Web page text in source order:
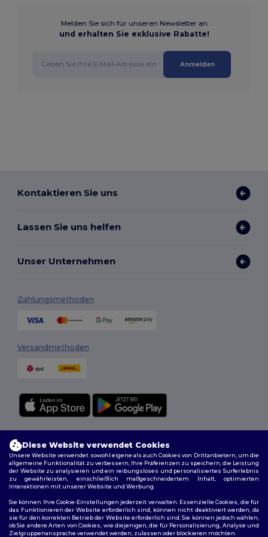
Melden Sie sich für unseren Newsletter an
und erhalten Sie exklusive Rabatte!
Anmelden
Kontaktieren Sie uns
Lassen Sie uns helfen
Unser Unternehmen
Zahlungsmethoden
Versandmethoden
2026. Alle Rechte vorbehalten
Datenschutzbestimmungen|Cookie-Richtlinie|Site Map
Diese Website verwendet Cookies
Unsere Website verwendet sowohl eigene als auch Cookies von Drittanbietern, um die
allgemeine Funktionalität zu verbessern, Ihre Präferenzen zu speichern, die Leistung
der Website zu analysieren und ein reibungsloses und personalisiertes Surferlebnis
zu gewährleisten, einschließlich maßgeschneidertem Inhalt, optimierten
Interaktionen mit unserer Website und Werbung.
Sie können Ihre Cookie-Einstellungen jederzeit verwalten. Essenzielle Cookies, die für
das Funktionieren der Website erforderlich sind, können nicht deaktiviert werden, da
sie für den korrekten Betrieb der Website erforderlich sind. Sie können jedoch wählen,
ob Sie andere Arten von Cookies, wie diejenigen, die für Personalisierung, Analyse und
Zielgruppenansprache verwendet werden, zulassen oder blockieren möchten.